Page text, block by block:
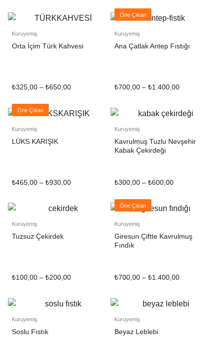
Kuruyemiş
Orta İçim Türk Kahvesi
₺325,00 – ₺650,00
Öne Çıkan
Kuruyemiş
Ana Çatlak Antep Fıstığı
₺700,00 – ₺1.400,00
Öne Çıkan
Kuruyemiş
LÜKS KARIŞIK
₺465,00 – ₺930,00
Kuruyemiş
Kavrulmuş Tuzlu Nevşehir
Kabak Çekirdeği
₺300,00 – ₺600,00
Kuruyemiş
Tuzsuz Çekirdek
₺100,00 – ₺200,00
Öne Çıkan
Kuruyemiş
Giresun Çiftte Kavrulmuş
Fındık
₺700,00 – ₺1.400,00
Kuruyemiş
Soslu Fıstık
Kuruyemiş
Beyaz Leblebi